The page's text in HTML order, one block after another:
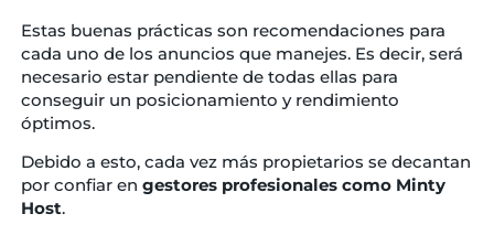
Estas buenas prácticas son recomendaciones para
cada uno de los anuncios que manejes. Es decir, será
necesario estar pendiente de todas ellas para
conseguir un posicionamiento y rendimiento
óptimos.
Debido a esto, cada vez más propietarios se decantan
por confiar en gestores profesionales como Minty
Host.